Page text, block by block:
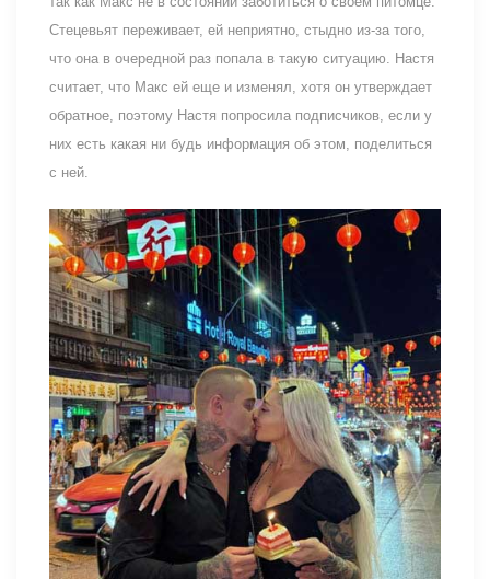
Стецевьят переживает, ей неприятно, стыдно из-за того,
что она в очередной раз попала в такую ситуацию. Настя
считает, что Макс ей еще и изменял, хотя он утверждает
обратное, поэтому Настя попросила подписчиков, если у
них есть какая ни будь информация об этом, поделиться
с ней.